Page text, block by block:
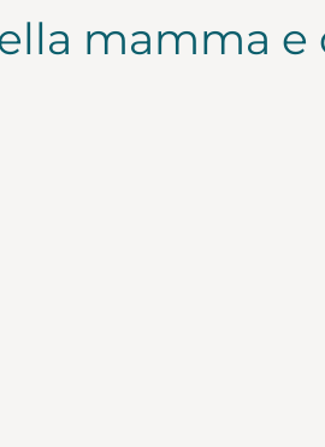
mamma e